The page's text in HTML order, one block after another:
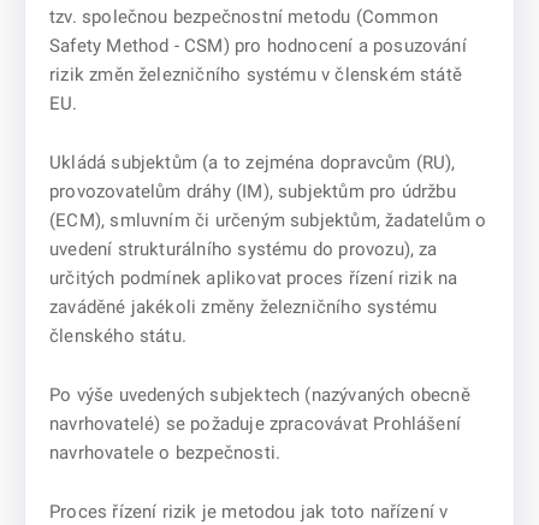
tzv. společnou bezpečnostní metodu (Common
Safety Method - CSM) pro hodnocení a posuzování
rizik změn železničního systému v členském státě
EU.
Ukládá subjektům (a to zejména dopravcům (RU),
provozovatelům dráhy (IM), subjektům pro údržbu
(ECM), smluvním či určeným subjektům, žadatelům o
uvedení strukturálního systému do provozu), za
určitých podmínek aplikovat proces řízení rizik na
zaváděné jakékoli změny železničního systému
členského státu.
Po výše uvedených subjektech (nazývaných obecně
navrhovatelé) se požaduje zpracovávat Prohlášení
navrhovatele o bezpečnosti.
Proces řízení rizik je metodou jak toto nařízení v